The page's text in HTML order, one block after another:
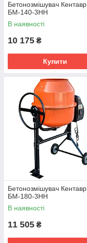
Бетонозмішувач Кентавр
БМ-140-3НН
В наявності
10 175 ₴
Купити
Бетонозмішувач Кентавр
БМ-180-3НН
В наявності
11 505 ₴